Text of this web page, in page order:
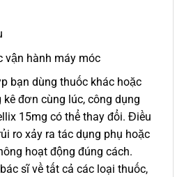
vận hành máy móc
bạn dùng thuốc khác hoặc
đơn cùng lúc, công dụng
15mg có thể thay đổi. Điều
ro xảy ra tác dụng phụ hoặc
hoạt động đúng cách.
sĩ về tất cả các loại thuốc,